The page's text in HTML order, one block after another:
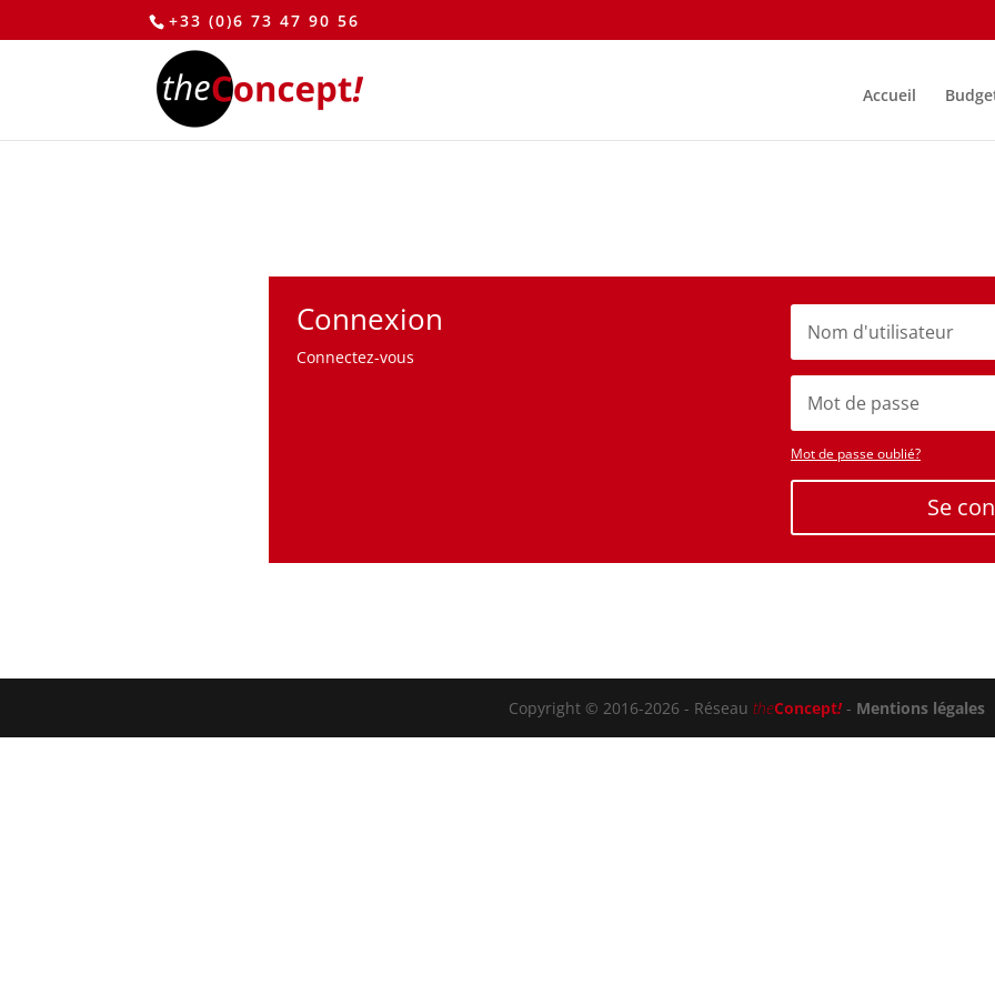
+33 (0)6 73 47 90 56
Accueil
Connexion
Connectez-vous
Mot de passe oublié?
Se
Copyright © 2016-2026 - Réseau theConcept!- Mentions légales